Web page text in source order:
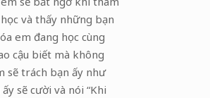
và thấy những bạn
em đang học cùng
cậu biết mà không
sẽ trách bạn ấy như
sẽ cười và nói “Khi